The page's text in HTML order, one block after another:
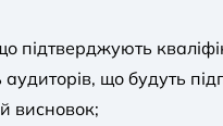
підтверджують
аудиторів, що будуть
висновок;